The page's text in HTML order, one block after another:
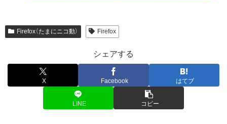
Firefox（たまにニコ動） Firefox
シェアする
X Facebook はてブ
LINE コピー